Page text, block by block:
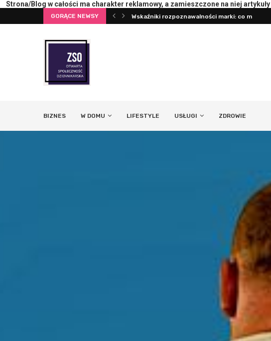
Strona/Blog w całości ma charakter reklamowy, a zamieszczone na niej
GORĄCE NEWSY Wskaźniki rozpoznawalności marki: co mierzyć
BIZNES W DOMU LIFESTYLE USŁUGI ZDROWIE